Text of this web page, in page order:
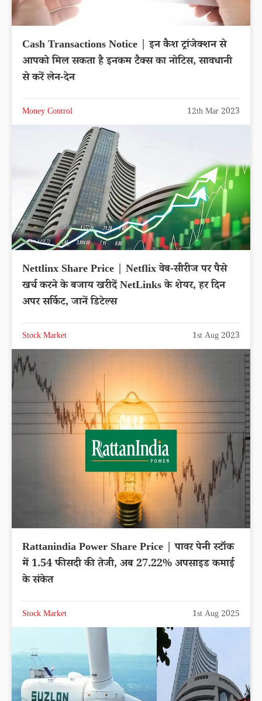
Cash Transactions Notice | इन कैश ट्रांजेक्शन से
आपको मिल सकता है इनकम टैक्स का नोटिस, सावधानी
से करें लेन-देन
Money Control 12th Mar 2023
Nettlinx Share Price | Netflix वेब-सीरीज पर पैसे
खर्च करने के बजाय खरीदें NetLinks के शेयर, हर दिन
अपर सर्किट, जानें डिटेल्स
Stock Market 1st Aug 2023
Rattanindia Power Share Price | पावर पेनी स्टॉक
में 1.54 फीसदी की तेजी, अब 27.22% अपसाइड कमाई
के संकेत
Stock Market 1st Aug 2025